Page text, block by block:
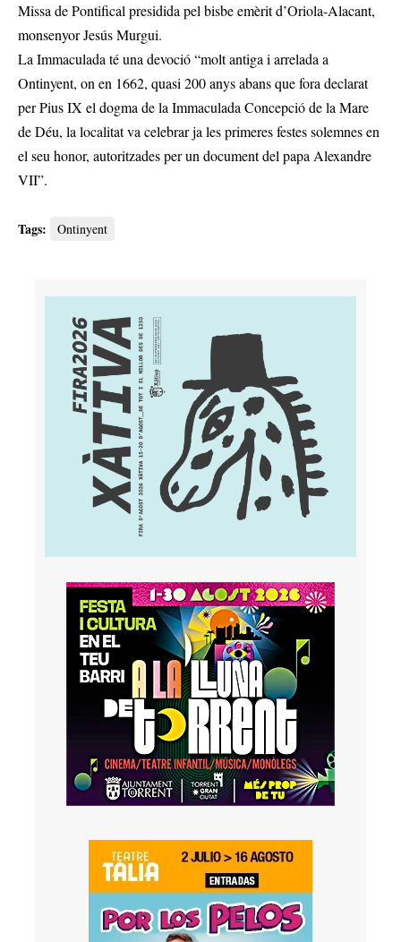
Missa de Pontifical presidida pel bisbe emèrit d’Oriola-Alacant,
monsenyor Jesús Murgui.
La Immaculada té una devoció “molt antiga i arrelada a
Ontinyent, on en 1662, quasi 200 anys abans que fora declarat
per Pius IX el dogma de la Immaculada Concepció de la Mare
de Déu, la localitat va celebrar ja les primeres festes solemnes en
el seu honor, autoritzades per un document del papa Alexandre
VII”.
Tags: Ontinyent